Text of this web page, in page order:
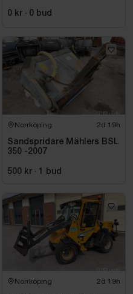
0 kr · 0 bud
Norrköping 2d 19h
Sandspridare Mählers BSL
350 -2007
500 kr · 1 bud
Norrköping 2d 19h